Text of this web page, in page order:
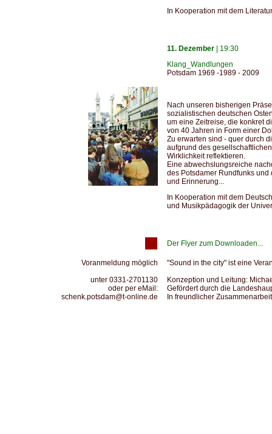
In Kooperation mit dem
11. Dezember
| 19:30
Klang_Wandlungen
Potsdam 1969 -1989 - 2009
Nach unseren bisherigen
sozialistischen deutschen
um eine Zeitreise, die konkret
von 40 Jahren in Form einer
Zu erwarten sind - quer durch
aufgrund des
Wirklichkeit reflektieren.
Eine abwechslungsreiche
des Potsdamer Rundfunks
und Erinnerung...
In Kooperation mit dem
und Musikpädagogik der
Der Flyer zum Downloaden...
Voranmeldung möglich
unter 0331-2701130
oder per eMail:
schenk.potsdam@t-online.de
"Sound in the city" ist eine
Konzeption und Leitung:
Gefördert durch die
In freundlicher